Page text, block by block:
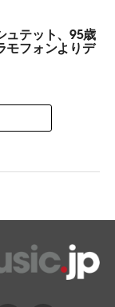
ュテット、95歳
モフォンよりデ